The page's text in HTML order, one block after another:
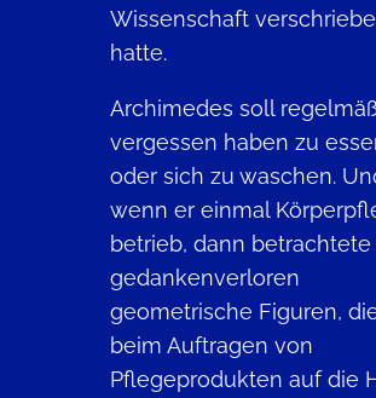
Wissenschaft
hatte.
Archimedes soll
vergessen haben zu
oder sich zu waschen.
wenn er einmal
betrieb, dann betrachtete
gedankenverloren
geometrische Figuren,
beim Auftragen von
Pflegeprodukten auf die